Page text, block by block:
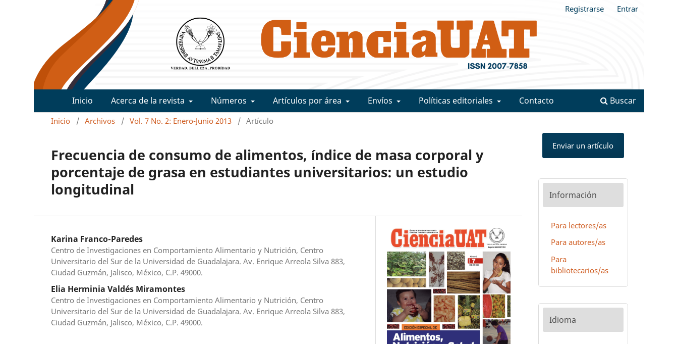
Inicio Acerca de la revista Números Artículos por área Envíos Políticas editoriales Contacto Buscar
Registrarse Entrar
Inicio / Archivos / Vol. 7 No. 2: Enero-Junio 2013 / Artículo
Frecuencia de consumo de alimentos, índice de masa corporal y
porcentaje de grasa en estudiantes universitarios: un estudio
longitudinal
Karina Franco-Paredes
Centro de Investigaciones en Comportamiento Alimentario y Nutrición, Centro
Universitario del Sur de la Universidad de Guadalajara. Av. Enrique Arreola Silva 883,
Ciudad Guzmán, Jalisco, México, C.P. 49000.
Elia Herminia Valdés Miramontes
Centro de Investigaciones en Comportamiento Alimentario y Nutrición, Centro
Universitario del Sur de la Universidad de Guadalajara. Av. Enrique Arreola Silva 883,
Ciudad Guzmán, Jalisco, México, C.P. 49000.
Enviar un artículo
Información
Para lectores/as
Para autores/as
Para
bibliotecarios/as
Idioma